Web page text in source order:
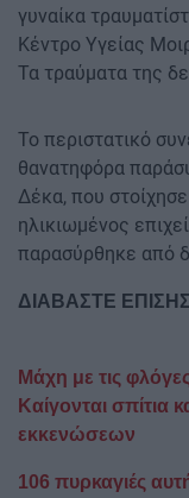
γυναίκα
Κέντρο Υγείας
Τα τραύματα της
Το περιστατικό
θανατηφόρα
Δέκα, που
ηλικιωμένος
παρασύρθηκε από
ΔΙΑΒΑΣΤΕ
Μάχη με τις
Καίγονται σπίτια
εκκενώσεων
106 πυρκαγιές